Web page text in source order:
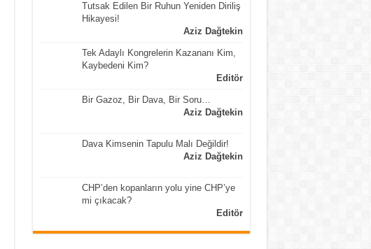
Tutsak Edilen Bir Ruhun Yeniden Diriliş
Hikayesi!
Aziz Dağtekin
Tek Adaylı Kongrelerin Kazananı Kim,
Kaybedeni Kim?
Editör
Bir Gazoz, Bir Dava, Bir Soru…
Aziz Dağtekin
Dava Kimsenin Tapulu Malı Değildir!
Aziz Dağtekin
CHP’den kopanların yolu yine CHP’ye
mi çıkacak?
Editör